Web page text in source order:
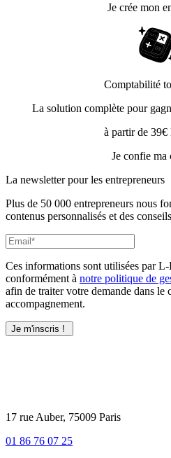
Je crée mon
Comptabilité
La solution complète pour
à partir de
Je confie ma
La newsletter pour les entrepreneurs
Plus de 50 000 entrepreneurs nous
contenus personnalisés et des
Ces informations sont utilisées par
conformément à notre politique de
afin de traiter votre demande dans le
accompagnement.
17 rue Auber, 75009 Paris
01 86 76 07 25